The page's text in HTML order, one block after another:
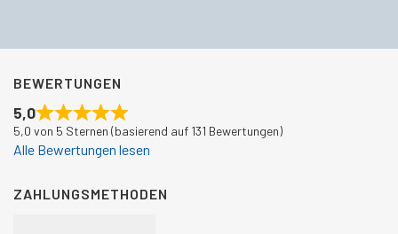
BEWERTUNGEN
5,0
5,0 von 5 Sternen (basierend auf 131 Bewertungen)
Alle Bewertungen lesen
ZAHLUNGSMETHODEN